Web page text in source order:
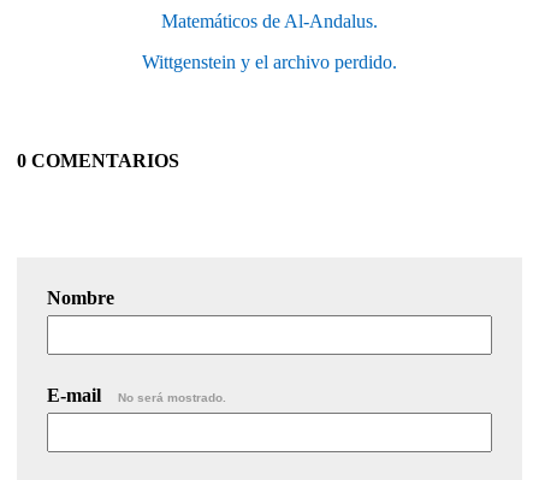
Matemáticos de Al-Andalus.
Wittgenstein y el archivo perdido.
0 COMENTARIOS
Nombre
E-mail No será mostrado.